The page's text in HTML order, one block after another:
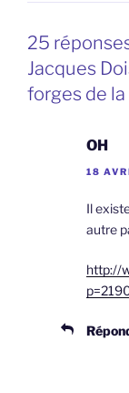
25
Jacques
forges de la
OH
18
Il
autre
http://